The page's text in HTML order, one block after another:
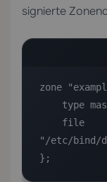
signierte
zone
"/etc/bind/
};